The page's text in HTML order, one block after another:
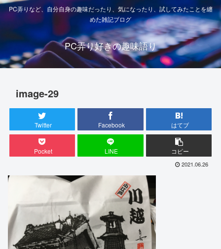
PC弄りなど、自分自身の趣味だったり、気になったり、試してみたことを纏
めた雑記ブログ
PC弄り好きの趣味語り
image-29
Twitter Facebook はてブ
Pocket LINE コピー
2021.06.26